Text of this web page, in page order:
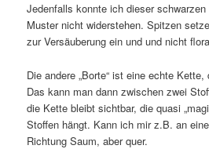
Jedenfalls konnte ich dieser
Muster nicht widerstehen. Spitzen
zur Versäuberung ein und und nicht
Die andere „Borte“ ist eine echte
Das kann man dann zwischen zwei
die Kette bleibt sichtbar, die quasi
Stoffen hängt. Kann ich mir z.B. an
Richtung Saum, aber quer.